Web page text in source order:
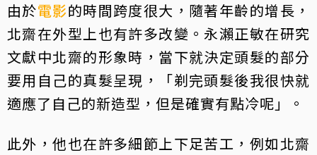
由於電影的時間跨度很大，隨著年齡的增長，
北齋在外型上也有許多改變。永瀨正敏在研究
文獻中北齋的形象時，當下就決定頭髮的部分
要用自己的真髮呈現，「剃完頭髮後我很快就
適應了自己的新造型，但是確實有點冷呢」。
此外，他也在許多細節上下足苦工，例如北齋